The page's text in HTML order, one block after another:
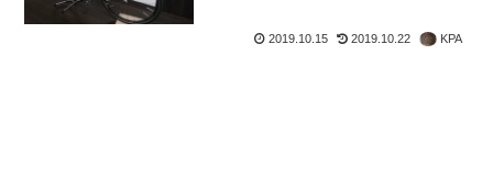
2019.10.15 2019.10.22 KPA